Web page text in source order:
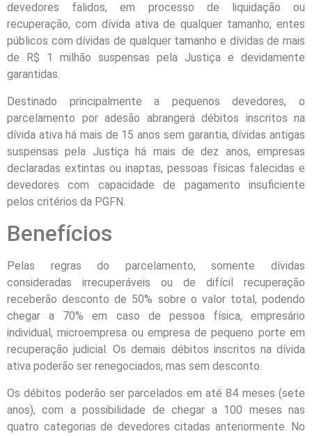
devedores falidos, em processo de liquidação ou
recuperação, com dívida ativa de qualquer tamanho; entes
públicos com dívidas de qualquer tamanho e dívidas de mais
de R$ 1 milhão suspensas pela Justiça e devidamente
garantidas.
Destinado principalmente a pequenos devedores, o
parcelamento por adesão abrangerá débitos inscritos na
dívida ativa há mais de 15 anos sem garantia, dívidas antigas
suspensas pela Justiça há mais de dez anos, empresas
declaradas extintas ou inaptas, pessoas físicas falecidas e
devedores com capacidade de pagamento insuficiente
pelos critérios da PGFN.
Benefícios
Pelas regras do parcelamento, somente dívidas
consideradas irrecuperáveis ou de difícil recuperação
receberão desconto de 50% sobre o valor total, podendo
chegar a 70% em caso de pessoa física, empresário
individual, microempresa ou empresa de pequeno porte em
recuperação judicial. Os demais débitos inscritos na dívida
ativa poderão ser renegociados, mas sem desconto.
Os débitos poderão ser parcelados em até 84 meses (sete
anos), com a possibilidade de chegar a 100 meses nas
quatro categorias de devedores citadas anteriormente. No